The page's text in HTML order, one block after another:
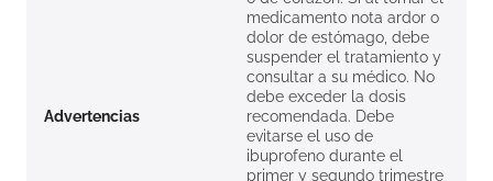
Advertencias
medicamento nota ardor o
dolor de estómago, debe
suspender el tratamiento y
consultar a su médico. No
debe exceder la dosis
recomendada. Debe
evitarse el uso de
ibuprofeno durante el
primer y segundo trimestre